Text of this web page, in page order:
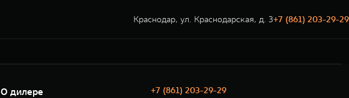
Краснодар, ул. Краснодарская, д. 3+7 (861) 203-29-29
О дилере
+7 (861) 203-29-29